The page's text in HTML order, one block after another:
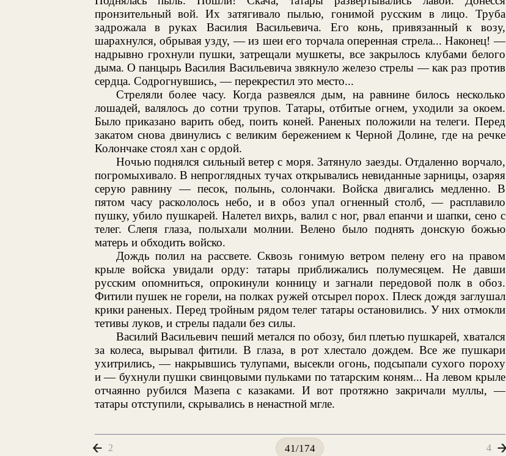
пронзительный вой. Их затягивало пылью, гонимой русским в лицо. Труба
задрожала в руках Василия Васильевича. Его конь, привязанный к возу,
шарахнулся, обрывая узду, — из шеи его торчала оперенная стрела... Наконец! —
надрывно грохнули пушки, затрещали мушкеты, все закрылось клубами белого
дыма. О панцырь Василия Васильевича звякнуло железо стрелы — как раз против
сердца. Содрогнувшись, — перекрестил это место...
Стреляли более часу. Когда развеялся дым, на равнине билось несколько
лошадей, валялось до сотни трупов. Татары, отбитые огнем, уходили за окоем.
Было приказано варить обед, поить коней. Раненых положили на телеги. Перед
закатом снова двинулись с великим бережением к Черной Долине, где на речке
Колончаке стоял хан с ордой.
Ночью поднялся сильный ветер с моря. Затянуло заезды. Отдаленно ворчало,
погромыхивало. В непроглядных тучах открывались невиданные зарницы, озаряя
серую равнину — песок, полынь, солончаки. Войска двигались медленно. В
пятом часу раскололось небо, и в обоз упал огненный столб, — расплавило
пушку, убило пушкарей. Налетел вихрь, валил с ног, рвал епанчи и шапки, сено с
телег. Слепя глаза, полыхали молнии. Велено было поднять донскую божью
матерь и обходить войско.
Дождь полил на рассвете. Сквозь гонимую ветром пелену его на правом
крыле войска увидали орду: татары приближались полумесяцем. Не давши
русским опомниться, опрокинули конницу и загнали передовой полк в обоз.
Фитили пушек не горели, на полках ружей отсырел порох. Плеск дождя заглушал
крики раненых. Перед тройным рядом телег татары остановились. У них отмокли
тетивы луков, и стрелы падали без силы.
Василий Васильевич пеший метался по обозу, бил плетью пушкарей, хватался
за колеса, вырывал фитили. В глаза, в рот хлестало дождем. Все же пушкари
ухитрились, — накрывшись тулупами, высекли огонь, подсыпали сухого пороху
и — бухнули пушки свинцовыми пульками по татарским коням... На левом крыле
отчаянно рубился Мазепа с казаками. И вот протяжно закричали муллы, —
татары отступили, скрывались в ненастной мгле.
2 41/174 4